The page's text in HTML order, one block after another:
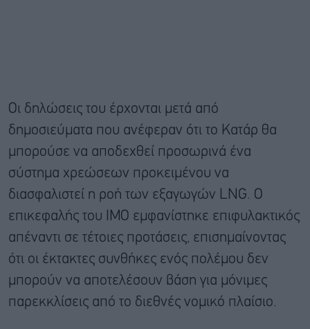
Οι δηλώσεις του έρχονται μετά από
δημοσιεύματα που ανέφεραν ότι το Κατάρ θα
μπορούσε να αποδεχθεί προσωρινά ένα
σύστημα χρεώσεων προκειμένου να
διασφαλιστεί η ροή των εξαγωγών LNG. Ο
επικεφαλής του IMO εμφανίστηκε επιφυλακτικός
απέναντι σε τέτοιες προτάσεις, επισημαίνοντας
ότι οι έκτακτες συνθήκες ενός πολέμου δεν
μπορούν να αποτελέσουν βάση για μόνιμες
παρεκκλίσεις από το διεθνές νομικό πλαίσιο.